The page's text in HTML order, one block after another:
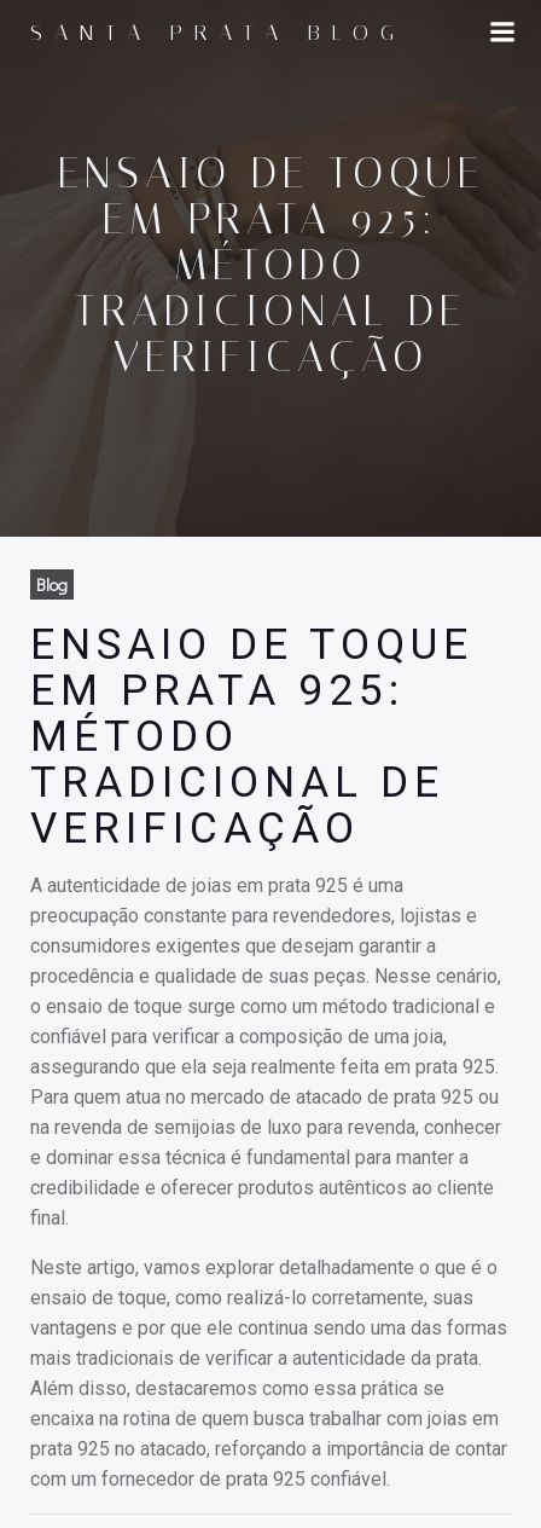
para
SANTA PRATA BLOG
ENSAIO DE TOQUE
EM PRATA 925:
MÉTODO
TRADICIONAL DE
VERIFICAÇÃO
Blog
ENSAIO DE TOQUE
EM PRATA 925:
MÉTODO
TRADICIONAL DE
VERIFICAÇÃO
A autenticidade de joias em prata 925 é uma
preocupação constante para revendedores, lojistas e
consumidores exigentes que desejam garantir a
procedência e qualidade de suas peças. Nesse cenário,
o ensaio de toque surge como um método tradicional e
confiável para verificar a composição de uma joia,
assegurando que ela seja realmente feita em prata 925.
Para quem atua no mercado de atacado de prata 925 ou
na revenda de semijoias de luxo para revenda, conhecer
e dominar essa técnica é fundamental para manter a
credibilidade e oferecer produtos autênticos ao cliente
final.
Neste artigo, vamos explorar detalhadamente o que é o
ensaio de toque, como realizá-lo corretamente, suas
vantagens e por que ele continua sendo uma das formas
mais tradicionais de verificar a autenticidade da prata.
Além disso, destacaremos como essa prática se
encaixa na rotina de quem busca trabalhar com joias em
prata 925 no atacado, reforçando a importância de contar
com um fornecedor de prata 925 confiável.